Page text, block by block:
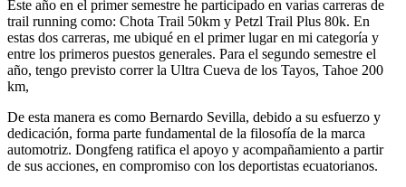
Este año en el primer semestre he participado en varias carreras de
trail running como: Chota Trail 50km y Petzl Trail Plus 80k. En
estas dos carreras, me ubiqué en el primer lugar en mi categoría y
entre los primeros puestos generales. Para el segundo semestre el
año, tengo previsto correr la Ultra Cueva de los Tayos, Tahoe 200
km,
De esta manera es como Bernardo Sevilla, debido a su esfuerzo y
dedicación, forma parte fundamental de la filosofía de la marca
automotriz. Dongfeng ratifica el apoyo y acompañamiento a partir
de sus acciones, en compromiso con los deportistas ecuatorianos.